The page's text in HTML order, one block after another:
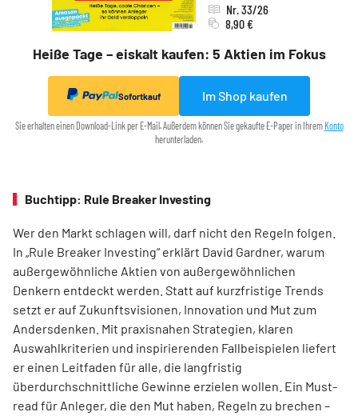
Heiße Tage – eiskalt kaufen: 5 Aktien im Fokus
Nr. 33/26
8,90 €
Sofortkauf Im Shop kaufen
Sie erhalten einen Download-Link per E-Mail. Außerdem können Sie gekaufte E-Paper in Ihrem Konto
herunterladen.
Buchtipp: Rule Breaker Investing
Wer den Markt schlagen will, darf nicht den Regeln folgen.
In „Rule Breaker Investing“ erklärt David Gardner, warum
außergewöhnliche Aktien von außer­gewöhnlichen
Denkern entdeckt werden. Statt auf kurzfristige Trends
setzt er auf Zukunftsvisionen, Innovation und Mut zum
Andersdenken. Mit praxisnahen Strategien, klaren
Auswahlkriterien und inspirierenden Fallbeispielen liefert
er einen Leit­faden für alle, die langfristig
überdurchschnittliche Gewinne erzielen wollen. Ein Must-
read für Anleger, die den Mut haben, Regeln zu brechen –